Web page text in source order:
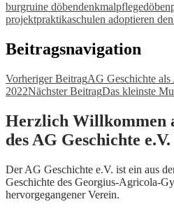
burgruine döbendenkmalpflegedöben
projektpraktikaschulen adoptieren
Beitragsnavigation
Vorheriger BeitragAG Geschichte
2022Nächster BeitragDas kleinste
Herzlich Willkommen
des AG Geschichte e.V.
Der AG Geschichte e.V. ist ein aus
Geschichte des Georgius-Agricola-
hervorgegangener Verein.